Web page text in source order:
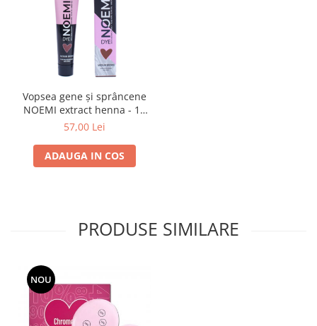
Vopsea gene și sprâncene
NOEMI extract henna - 15
ml - MARO MEDIU
57,00 Lei
ADAUGA IN COS
PRODUSE SIMILARE
NOU